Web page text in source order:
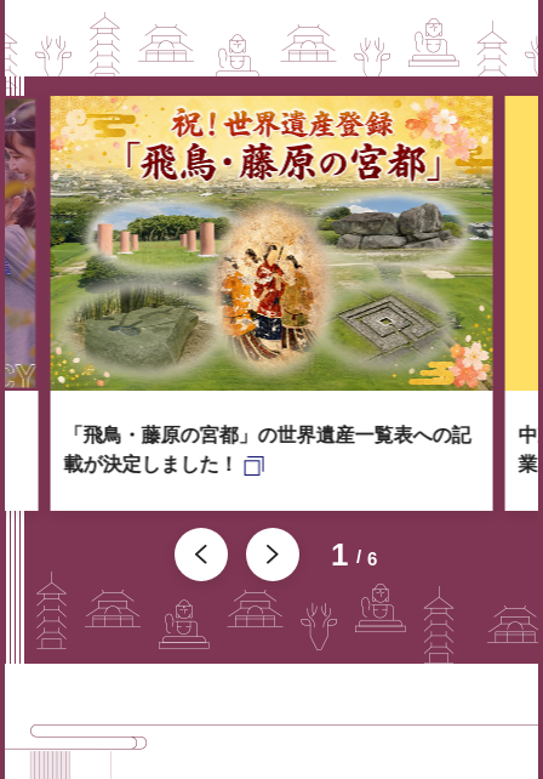
1 6
「飛鳥・藤原の宮都」の世界遺産一覧表への記
載が決定しました！
中
業